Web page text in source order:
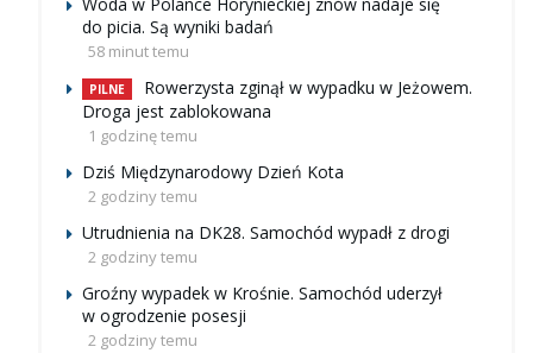
do picia. Są wyniki badań
58 minut temu
PILNE
Rowerzysta zginął w wypadku w Jeżowem.
Droga jest zablokowana
1 godzinę temu
Dziś Międzynarodowy Dzień Kota
2 godziny temu
Utrudnienia na DK28. Samochód wypadł z drogi
2 godziny temu
Groźny wypadek w Krośnie. Samochód uderzył
w ogrodzenie posesji
2 godziny temu